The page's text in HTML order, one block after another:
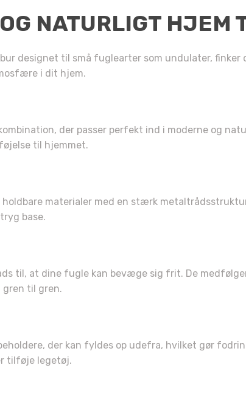
NATURLIGT HJEM
designet til små fuglearter som undulater, finker
i dit hjem.
der passer perfekt ind i moderne og
til hjemmet.
materialer med en stærk
base.
til, at dine fugle kan bevæge sig frit. De
til gren.
der kan fyldes op udefra, hvilket gør
tilføje legetøj.
fået
hvilket
du har?